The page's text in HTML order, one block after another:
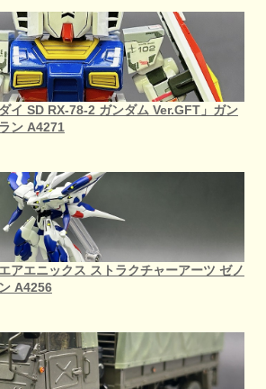
イ SD RX-78-2 ガンダム Ver.GFT」ガン
ン A4271
アエニックス ストラクチャーアーツ ゼノ
A4256